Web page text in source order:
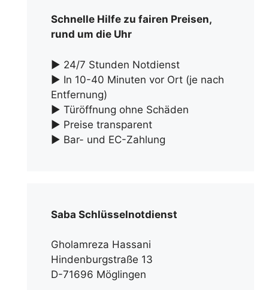
Schnelle Hilfe zu fairen Preisen,
rund um die Uhr
► 24/7 Stunden Notdienst
► In 10-40 Minuten vor Ort (je nach
Entfernung)
► Türöffnung ohne Schäden
► Preise transparent
► Bar- und EC-Zahlung
Saba Schlüsselnotdienst
Gholamreza Hassani
Hindenburgstraße 13
D-71696 Möglingen